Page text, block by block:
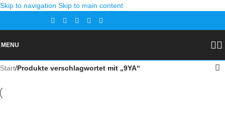
Skip to navigation Skip to main content
MENU
Start/Produkte verschlagwortet mit „9YA“